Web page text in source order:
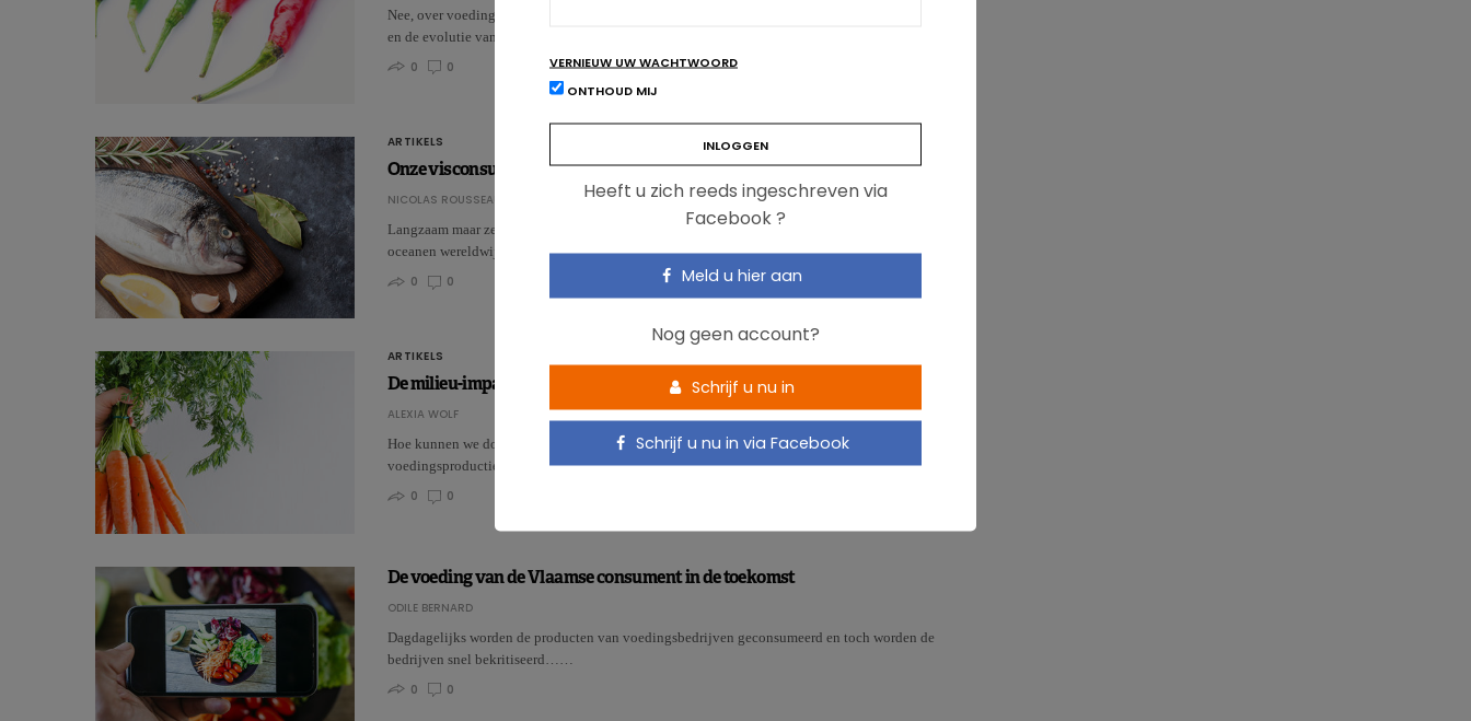
Nee, over voeding weten we lang nog niet alles! Dankzij de wetenschappelijke vooruitgang
en de evolutie van de mens blijft onze kennis voortdurend toenemen.…
0
0
ARTIKELS
Onze visconsumptie bedreigt de zeeën
NICOLAS ROUSSEAU
Langzaam maar zeker heeft de vangstcapaciteit haar hoogtepunt bereikt in de zeeën en
oceanen wereldwijd. Volgens de FAO is ons verbruik in bijna 60 jaar ver…
0
0
ARTIKELS
De milieu-impact van voeding beperken
ALEXIA WOLF
Hoe kunnen we doeltreffende oplossingen vinden om de milieu-impact van de
voedingsproductie te beperken als……
0
0
De voeding van de Vlaamse consument in de toekomst
ODILE BERNARD
Dagdagelijks worden de producten van voedingsbedrijven geconsumeerd en toch worden de
bedrijven snel bekritiseerd……
0
0
VERNIEUW UW WACHTWOORD
ONTHOUD MIJ
Heeft u zich reeds ingeschreven via
Facebook ?
Meld u hier aan
Nog geen account?
Schrijf u nu in
Schrijf u nu in via Facebook